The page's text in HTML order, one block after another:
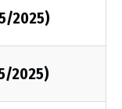
2025)
2025)